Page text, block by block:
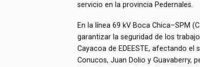
servicio en la provincia Pedernales.
En la línea 69 kV Boca Chica–SPM
garantizar la seguridad de los
Cayacoa de EDEESTE, afectando el
Conucos, Juan Dolio y Guavaberry,